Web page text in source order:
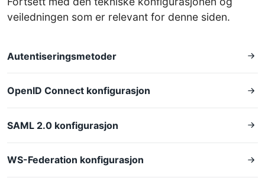
veiledningen som er relevant for denne siden.
Autentiseringsmetoder
OpenID Connect konfigurasjon
SAML 2.0 konfigurasjon
WS-Federation konfigurasjon